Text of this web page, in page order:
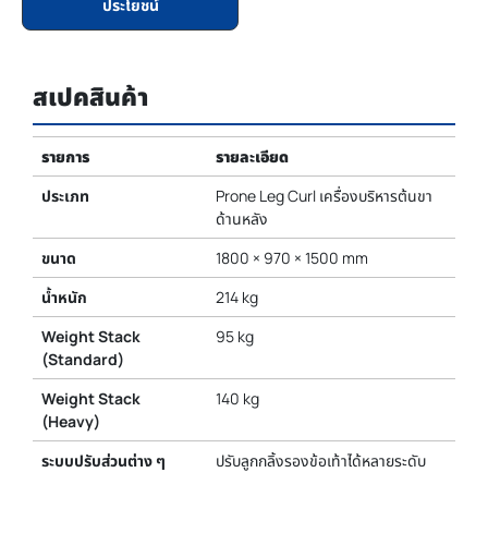
ประโยชน์
สเปคสินค้า
รายการ
รายละเอียด
ประเภท
Prone Leg Curl เครื่องบริหารต้นขา
ด้านหลัง
ขนาด
1800 × 970 × 1500 mm
น้ำหนัก
214 kg
Weight Stack
(Standard)
95 kg
Weight Stack
(Heavy)
140 kg
ระบบปรับส่วนต่าง ๆ ปรับลูกกลิ้งรองข้อเท้าได้หลายระดับ